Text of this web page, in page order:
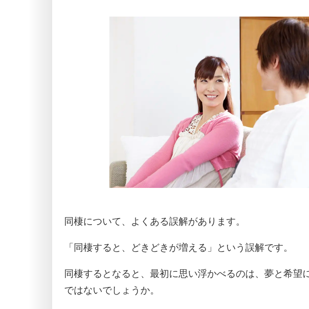
同棲について、よくある誤解があります。
「同棲すると、どきどきが増える」という誤解です。
同棲するとなると、最初に思い浮かべるのは、夢と希望
ではないでしょうか。